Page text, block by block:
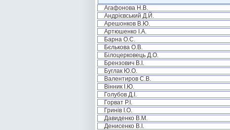
Агафонова Н.В.
Андрієвський Д.Й.
Арешонков В.Ю.
Артюшенко І.А.
Барна О.С.
Бєлькова О.В.
Білоцерковець Д.О.
Брензович В.І.
Буглак Ю.О.
Валентиров С.В.
Вінник І.Ю.
Голубов Д.І.
Горват Р.І.
Гринів І.О.
Давиденко В.М.
Денисенко В.І.